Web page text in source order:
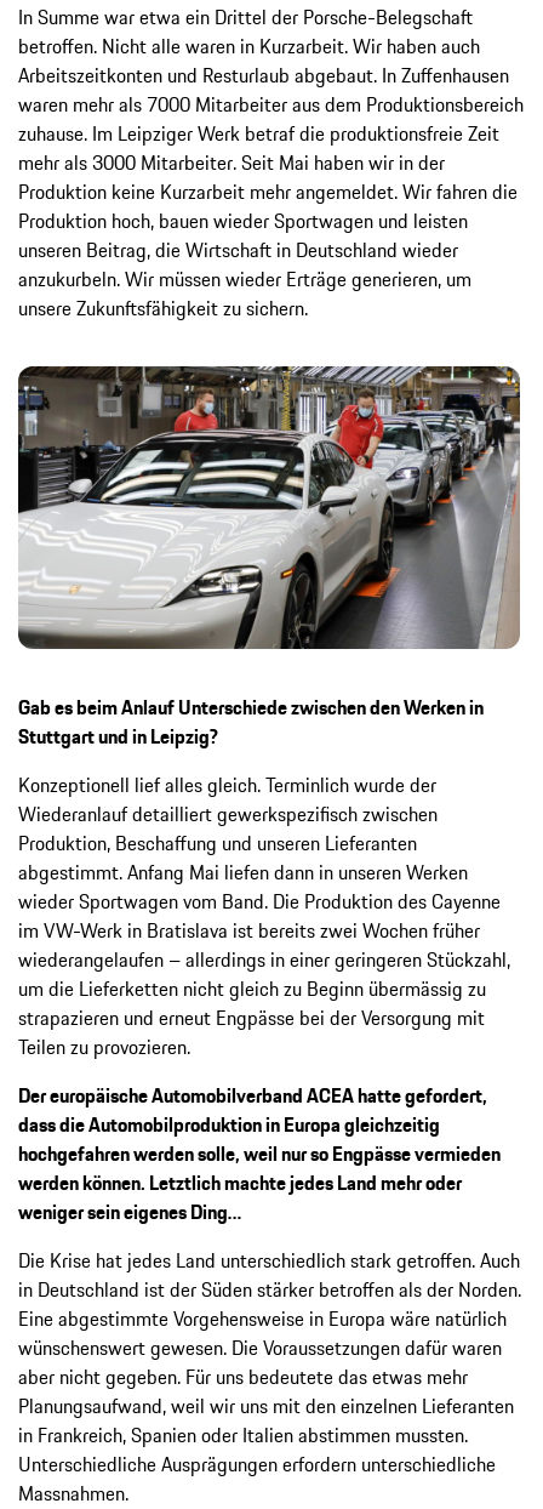
In Summe war etwa ein Drittel der Porsche-Belegschaft
betroffen. Nicht alle waren in Kurzarbeit. Wir haben auch
Arbeitszeitkonten und Resturlaub abgebaut. In Zuffenhausen
waren mehr als 7000 Mitarbeiter aus dem Produktionsbereich
zuhause. Im Leipziger Werk betraf die produktionsfreie Zeit
mehr als 3000 Mitarbeiter. Seit Mai haben wir in der
Produktion keine Kurzarbeit mehr angemeldet. Wir fahren die
Produktion hoch, bauen wieder Sportwagen und leisten
unseren Beitrag, die Wirtschaft in Deutschland wieder
anzukurbeln. Wir müssen wieder Erträge generieren, um
unsere Zukunftsfähigkeit zu sichern.
Gab es beim Anlauf Unterschiede zwischen den Werken in
Stuttgart und in Leipzig?
Konzeptionell lief alles gleich. Terminlich wurde der
Wiederanlauf detailliert gewerkspezifisch zwischen
Produktion, Beschaffung und unseren Lieferanten
abgestimmt. Anfang Mai liefen dann in unseren Werken
wieder Sportwagen vom Band. Die Produktion des Cayenne
im VW-Werk in Bratislava ist bereits zwei Wochen früher
wiederangelaufen – allerdings in einer geringeren Stückzahl,
um die Lieferketten nicht gleich zu Beginn übermässig zu
strapazieren und erneut Engpässe bei der Versorgung mit
Teilen zu provozieren.
Der europäische Automobilverband ACEA hatte gefordert,
dass die Automobilproduktion in Europa gleichzeitig
hochgefahren werden solle, weil nur so Engpässe vermieden
werden können. Letztlich machte jedes Land mehr oder
weniger sein eigenes Ding…
Die Krise hat jedes Land unterschiedlich stark getroffen. Auch
in Deutschland ist der Süden stärker betroffen als der Norden.
Eine abgestimmte Vorgehensweise in Europa wäre natürlich
wünschenswert gewesen. Die Voraussetzungen dafür waren
aber nicht gegeben. Für uns bedeutete das etwas mehr
Planungsaufwand, weil wir uns mit den einzelnen Lieferanten
in Frankreich, Spanien oder Italien abstimmen mussten.
Unterschiedliche Ausprägungen erfordern unterschiedliche
Massnahmen.